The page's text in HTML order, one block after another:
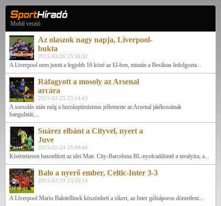
Mobil verzió
Az olaszok nagy napja, Liverpool-
bukta
2015-02-26 23:36:52
A Liverpool nem jutott a legjobb 16 közé az El-ben, miután a Besiktas ledolgozta...
Ráfagyott a mosoly az Arsenal
arcára
2015-02-25 23:14:43
A sorsolás után még a hurráoptimizmus jellemezte az Arsenal játékosainak
hangulatát,...
Suárez elbánt a Cityvel, nyert a
Juve
2015-02-24 23:09:44
Kísértetiesen hasonlított az idei Man. City-Barcelona BL-nyolcaddöntő a tavalyira, a...
Balo a nyerő ember, Celtic-Inter 3-3
2015-02-19 23:35:14
A Liverpool Mario Balotellinek köszönheti a sikert, az Inter gólzáporos döntetlent...